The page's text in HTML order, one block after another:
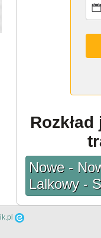
Nowe -
Lalkowy -